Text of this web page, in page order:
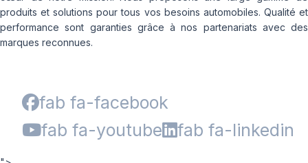
produits et solutions pour tous vos besoins automobiles. Qualité et
performance sont garanties grâce à nos partenariats avec des
marques reconnues.
fab fa-facebook
fab fa-youtube
fab fa-linkedin